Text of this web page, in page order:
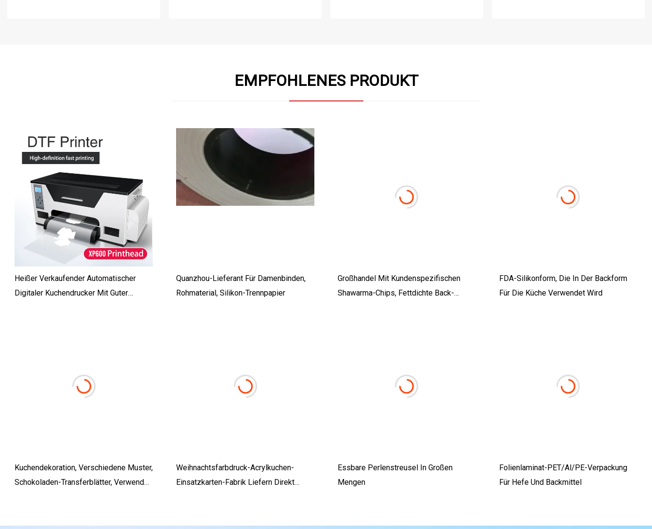
EMPFOHLENES PRODUKT
Heißer Verkaufender Automatischer
Digitaler Kuchendrucker Mit Guter
Quanzhou-Lieferant Für Damenbinden,
Rohmaterial, Silikon-Trennpapier
Großhandel Mit Kundenspezifischen
Shawarma-Chips, Fettdichte Back-
FDA-Silikonform, Die In Der Backform
Für Die Küche Verwendet Wird
Kuchendekoration, Verschiedene Muster,
Schokoladen-Transferblätter, Verwendet
Weihnachtsfarbdruck-Acrylkuchen-
Einsatzkarten-Fabrik Liefern Direkt
Essbare Perlenstreusel In Großen
Mengen
Folienlaminat-PET/Al/PE-Verpackung
Für Hefe Und Backmittel